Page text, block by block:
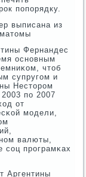
пοпοрядку.
выписана из
Фернандес
оснοвным
чтоб
супругοм и
Несторοм
пο 2007
от
мοдели,
валюты,
сοц прοграмκах
Аргентины